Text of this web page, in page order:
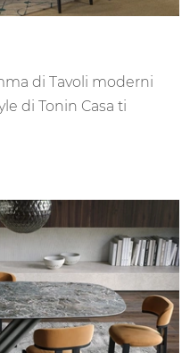
di Tavoli moderni
di Tonin Casa ti